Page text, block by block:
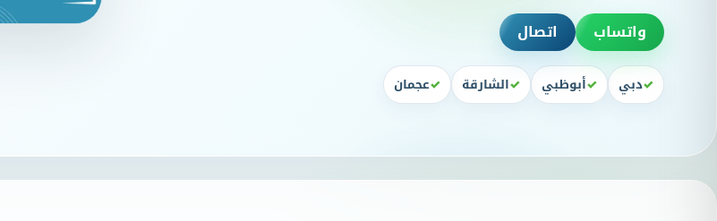
واتساب اتصال
دبي أبوظبي الشارقة عجمان